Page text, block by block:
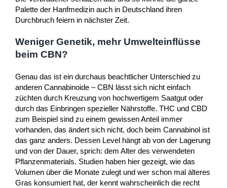
Palette der Hanfmedizin auch in Deutschland ihren
Durchbruch feiern in nächster Zeit.
Weniger Genetik, mehr Umwelteinflüsse
beim CBN?
Genau das ist ein durchaus beachtlicher Unterschied zu
anderen Cannabinoide – CBN lässt sich nicht einfach
züchten durch Kreuzung von hochwertigem Saatgut oder
durch das Einbringen spezieller Nährstoffe. THC und CBD
zum Beispiel sind zu einem gewissen Anteil immer
vorhanden, das ändert sich nicht, doch beim Cannabinol ist
das ganz anders. Dessen Level hängt ab von der Lagerung
und von der Dauer, sprich: dem Alter des verwendeten
Pflanzenmaterials. Studien haben hier gezeigt, wie das
Volumen über die Monate zulegt und wer schon mal älteres
Gras konsumiert hat, der kennt wahrscheinlich die recht